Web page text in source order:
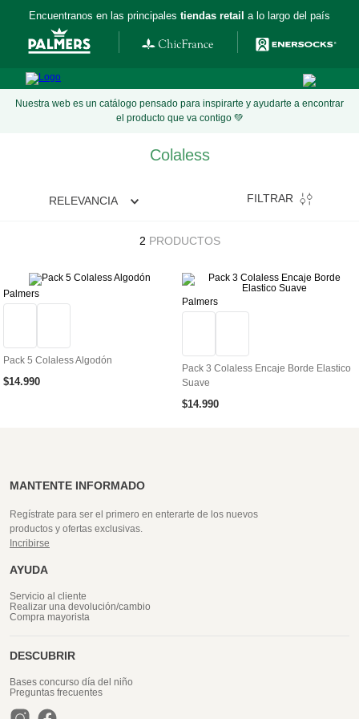
Encuentranos en las principales tiendas retail a lo largo del país
Nuestra web es un catálogo pensado para inspirarte y ayudarte a encontrar
el producto que va contigo 💚
Colaless
RELEVANCIA FILTRAR
2 PRODUCTOS
Palmers
Pack 5 Colaless Algodón
$14.990
Palmers
Pack 3 Colaless Encaje Borde Elastico
Suave
$14.990
MANTENTE INFORMADO
Regístrate para ser el primero en enterarte de los nuevos
productos y ofertas exclusivas.
Incribirse
AYUDA
Servicio al cliente
Realizar una devolución/cambio
Compra mayorista
DESCUBRIR
Bases concurso día del niño
Preguntas frecuentes